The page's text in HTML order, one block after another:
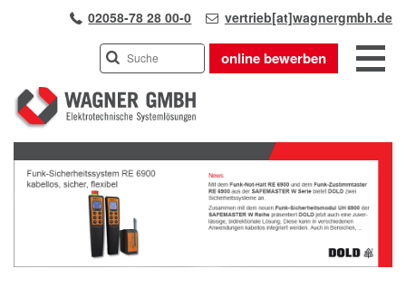
02058-78 28 00-0 vertrieb[at]wagnergmbh.de
online bewerben
INDUSTRIEVERTRETUNG
UNSER TEAM
WIR ÜBER UNS
KARRIERE
PRODUKTE
Previous
Next